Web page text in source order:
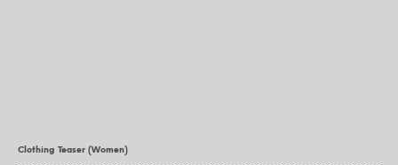
Clothing Teaser (Women)